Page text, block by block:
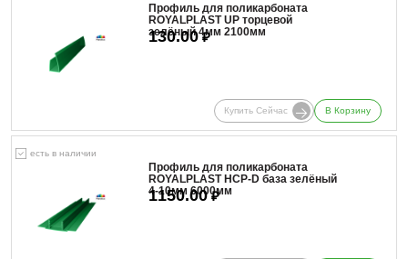
Профиль для поликарбоната
ROYALPLAST UP торцевой
зелёный 4мм 2100мм
130.00₽
Купить Сейчас В Корзину
есть в наличии
Профиль для поликарбоната
ROYALPLAST HCP-D база зелёный
4-10мм 6000мм
1150.00₽